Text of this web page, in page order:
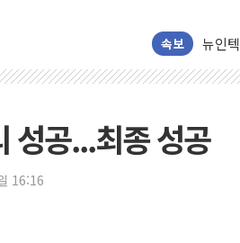
속보
뉴인
듀오
휴젤,
포스
경북
서
성공...최종 성공
16:16